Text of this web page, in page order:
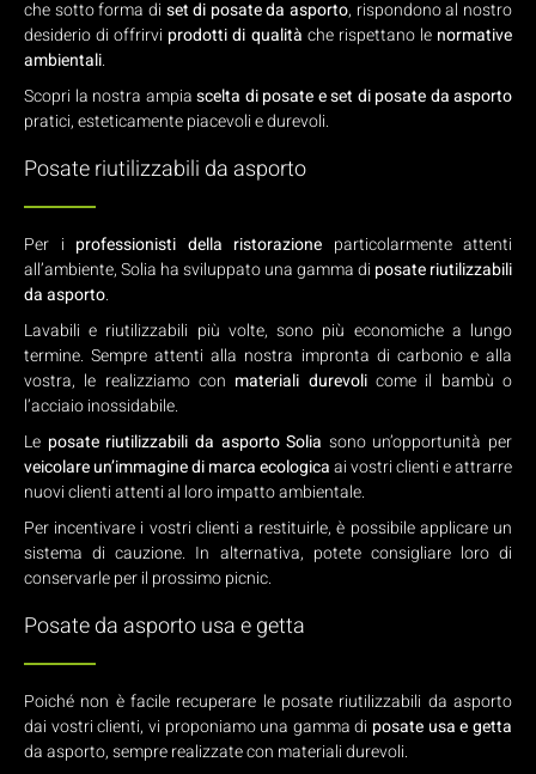
che sotto forma di set di posate da asporto, rispondono al nostro
desiderio di offrirvi prodotti di qualità che rispettano le normative
ambientali.
Scopri la nostra ampiascelta di posate e set di posate da asporto
pratici, esteticamente piacevoli e durevoli.
Posate riutilizzabili da asporto
Per i professionisti della ristorazione particolarmente attenti
all’ambiente, Solia ha sviluppato una gamma di posate riutilizzabili
da asporto.
Lavabili e riutilizzabili più volte, sono più economiche a lungo
termine. Sempre attenti alla nostra impronta di carbonio e alla
vostra, le realizziamo con materiali durevolicome il bambù o
l’acciaio inossidabile.
Le posate riutilizzabili da asporto Solia sono un’opportunità per
veicolare un’immagine di marca ecologicaai vostri clienti e attrarre
nuovi clienti attenti al loro impatto ambientale.
Per incentivare i vostri clienti a restituirle, è possibile applicare un
sistema di cauzione. In alternativa, potete consigliare loro di
conservarle per il prossimo picnic.
Posate da asporto usa e getta
Poiché non è facile recuperare le posate riutilizzabili da asporto
dai vostri clienti, vi proponiamo una gamma di posate usa e getta
da asporto, sempre realizzate con materiali durevoli.